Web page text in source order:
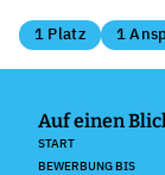
1 Platz 1
Auf einen
START
BEWERBUNG BIS